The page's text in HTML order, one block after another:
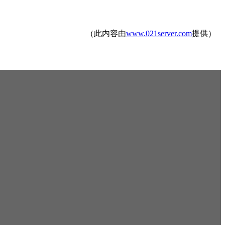
（此内容由www.021server.com提供）